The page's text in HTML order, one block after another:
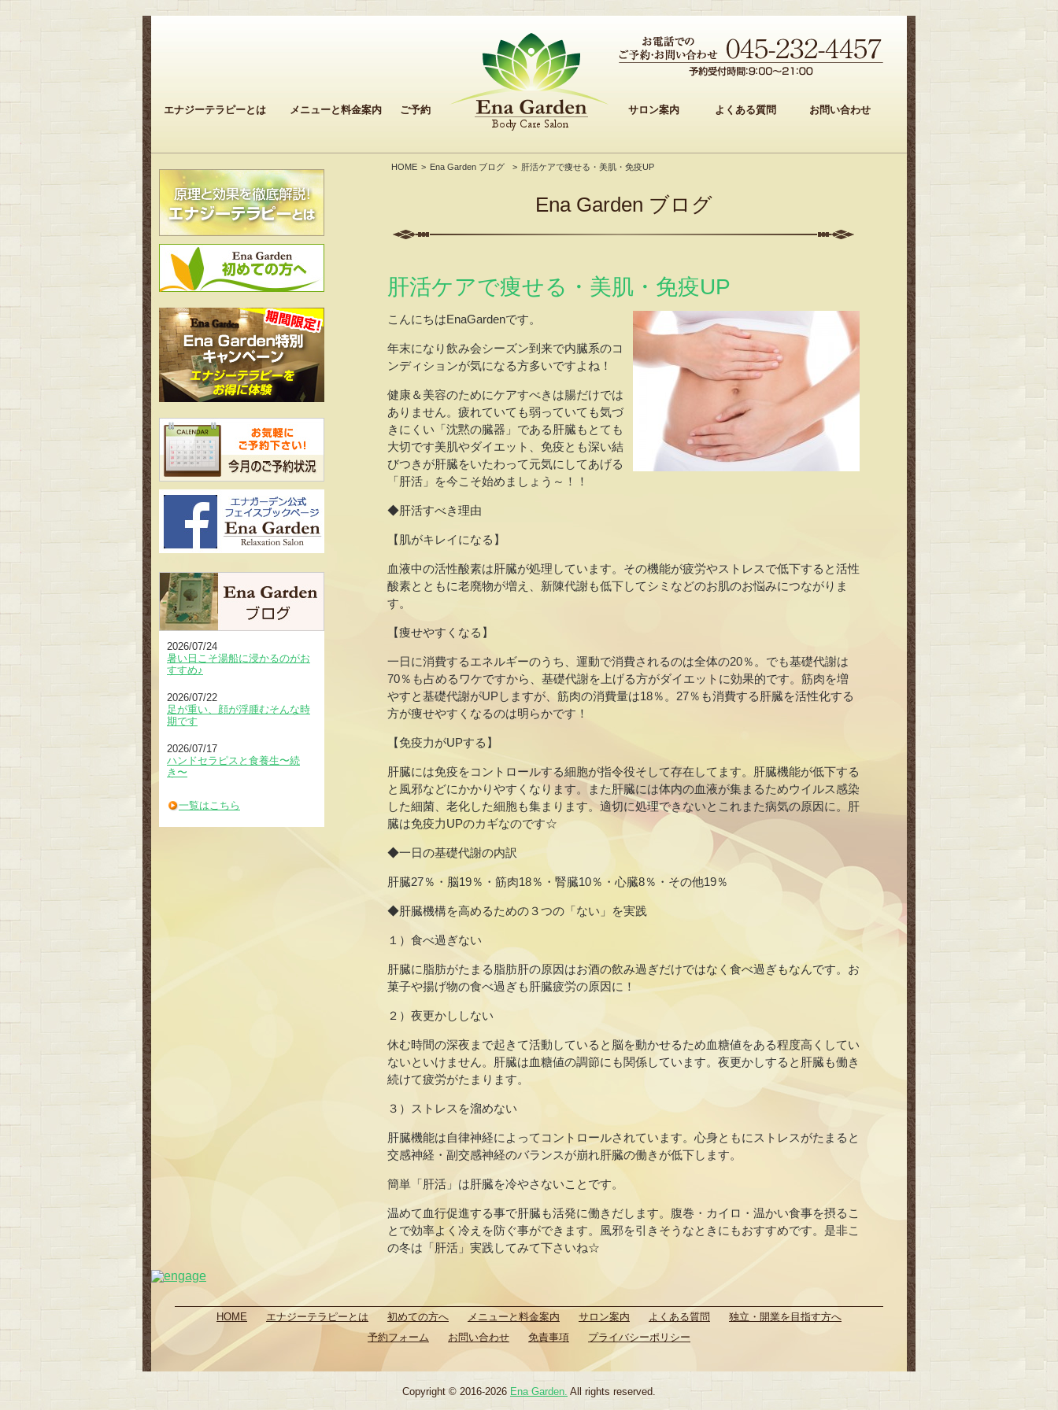
エナジーテラピーとは メニューと料金案内 ご予約 サロン案内 よくある質問 お問い合わせ
Ena Garden ブログ
肝活ケアで痩せる・美肌・免疫UP
こんにちはEnaGardenです。
年末になり飲み会シーズン到来で内臓系のコ
ンディションが気になる方多いですよね！
健康＆美容のためにケアすべきは腸だけでは
ありません。疲れていても弱っていても気づ
きにくい「沈黙の臓器」である肝臓もとても
大切です美肌やダイエット、免疫とも深い結
びつきが肝臓をいたわって元気にしてあげる
「肝活」を今こそ始めましょう～！！
◆肝活すべき理由
【肌がキレイになる】
血液中の活性酸素は肝臓が処理しています。その機能が疲労やストレスで低下すると活性
酸素とともに老廃物が増え、新陳代謝も低下してシミなどのお肌のお悩みにつながりま
す。
【痩せやすくなる】
一日に消費するエネルギーのうち、運動で消費されるのは全体の20％。でも基礎代謝は
70％も占めるワケですから、基礎代謝を上げる方がダイエットに効果的です。筋肉を増
やすと基礎代謝がUPしますが、筋肉の消費量は18％。27％も消費する肝臓を活性化する
方が痩せやすくなるのは明らかです！
【免疫力がUPする】
肝臓には免疫をコントロールする細胞が指令役そして存在してます。肝臓機能が低下する
と風邪などにかかりやすくなります。また肝臓には体内の血液が集まるためウイルス感染
した細菌、老化した細胞も集まります。適切に処理できないとこれまた病気の原因に。肝
臓は免疫力UPのカギなのです☆
◆一日の基礎代謝の内訳
肝臓27％・脳19％・筋肉18％・腎臓10％・心臓8％・その他19％
◆肝臓機構を高めるための３つの「ない」を実践
１）食べ過ぎない
肝臓に脂肪がたまる脂肪肝の原因はお酒の飲み過ぎだけではなく食べ過ぎもなんです。お
菓子や揚げ物の食べ過ぎも肝臓疲労の原因に！
２）夜更かししない
休む時間の深夜まで起きて活動していると脳を動かせるため血糖値をある程度高くしてい
ないといけません。肝臓は血糖値の調節にも関係しています。夜更かしすると肝臓も働き
続けて疲労がたまります。
３）ストレスを溜めない
肝臓機能は自律神経によってコントロールされています。心身ともにストレスがたまると
交感神経・副交感神経のバランスが崩れ肝臓の働きが低下します。
簡単「肝活」は肝臓を冷やさないことです。
温めて血行促進する事で肝臓も活発に働きだします。腹巻・カイロ・温かい食事を摂るこ
とで効率よく冷えを防ぐ事ができます。風邪を引きそうなときにもおすすめです。是非こ
の冬は「肝活」実践してみて下さいね☆
HOME Ena Garden ブログ 肝活ケアで痩せる・美肌・免疫UP
2026/07/24
暑い日こそ湯船に浸かるのがお
すすめ♪
2026/07/22
足が重い、顔が浮腫むそんな時
期です
2026/07/17
ハンドセラピスと食養生〜続
き〜
一覧はこちら
HOME エナジーテラピーとは 初めての方へ メニューと料金案内 サロン案内 よくある質問
独立・開業を目指す方へ
予約フォーム
お問い合わせ 免責事項 プライバシーポリシー
Copyright © 2016-2026 Ena Garden. All rights reserved.